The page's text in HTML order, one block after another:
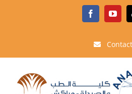
Facebook
Contact